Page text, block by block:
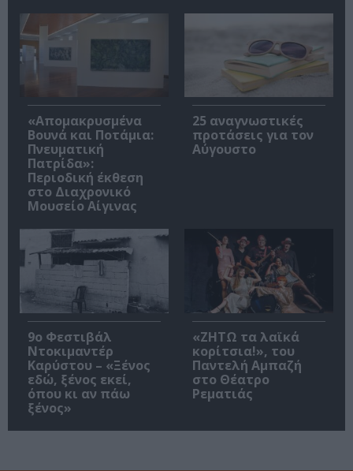
«Απομακρυσμένα
Βουνά και Ποτάμια:
Πνευματική
Πατρίδα»:
Περιοδική έκθεση
στο Διαχρονικό
Μουσείο Αίγινας
25 αναγνωστικές
προτάσεις για τον
Αύγουστο
9ο Φεστιβάλ
Ντοκιμαντέρ
Καρύστου – «Ξένος
εδώ, ξένος εκεί,
όπου κι αν πάω
ξένος»
«ΖΗΤΩ τα λαϊκά
κορίτσια!», του
Παντελή Αμπαζή
στο Θέατρο
Ρεματιάς